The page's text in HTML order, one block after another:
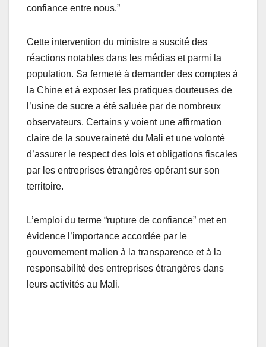
confiance entre nous.”
Cette intervention du ministre a suscité des
réactions notables dans les médias et parmi la
population. Sa fermeté à demander des comptes à
la Chine et à exposer les pratiques douteuses de
l’usine de sucre a été saluée par de nombreux
observateurs. Certains y voient une affirmation
claire de la souveraineté du Mali et une volonté
d’assurer le respect des lois et obligations fiscales
par les entreprises étrangères opérant sur son
territoire.
L’emploi du terme “rupture de confiance” met en
évidence l’importance accordée par le
gouvernement malien à la transparence et à la
responsabilité des entreprises étrangères dans
leurs activités au Mali.